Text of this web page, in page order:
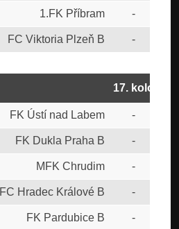
1.FK Příbram -
FC Viktoria Plzeň B -
17. kolo
FK Ústí nad Labem -
FK Dukla Praha B -
MFK Chrudim -
FC Hradec Králové B -
FK Pardubice B -